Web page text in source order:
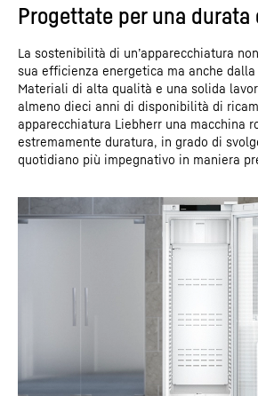
Progettate per una durata
La sostenibilità di un’apparecchiatura
sua efficienza energetica ma anche
Materiali di alta qualità e una solida
almeno dieci anni di disponibilità di
apparecchiatura Liebherr una macchina
estremamente duratura, in grado di
quotidiano più impegnativo in maniera